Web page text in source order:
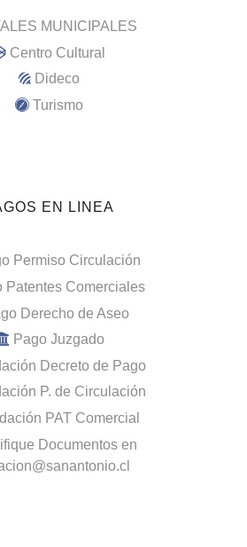
MUNICIPALES
Centro Cultural
Dideco
Turismo
EN LINEA
Permiso Circulación
Patentes Comerciales
Derecho de Aseo
Pago Juzgado
Decreto de Pago
P. de Circulación
PAT Comercial
Documentos en